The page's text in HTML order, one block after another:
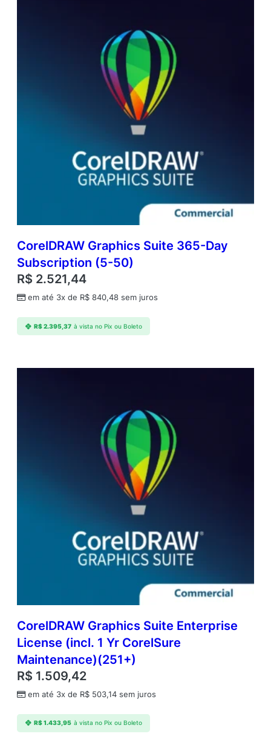
CorelDRAW Graphics Suite 365-Day
Subscription (5-50)
R$ 2.521,44
em até 3x de R$ 840,48 sem juros
R$2.395,37 à vista no Pix ou Boleto
CorelDRAW Graphics Suite Enterprise
License (incl. 1 Yr CorelSure
Maintenance)(251+)
R$ 1.509,42
em até 3x de R$ 503,14 sem juros
R$1.433,95 à vista no Pix ou Boleto